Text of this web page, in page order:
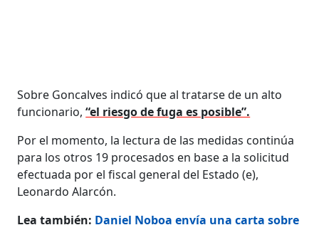
Sobre Goncalves indicó que al tratarse de un alto
funcionario,“el riesgo de fuga es posible”.
Por el momento, la lectura de las medidas continúa
para los otros 19 procesados en base a la solicitud
efectuada por el fiscal general del Estado (e),
Leonardo Alarcón.
Lea también: Daniel Noboa envía una carta sobre